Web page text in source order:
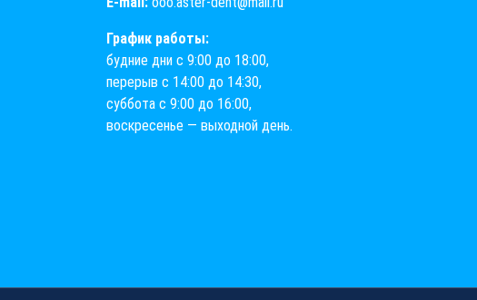
График работы:
будние дни с 9:00 до 18:00,
перерыв с 14:00 до 14:30,
суббота с 9:00 до 16:00,
воскресенье — выходной день.